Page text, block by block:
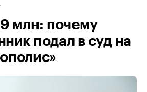
млн: почему
подал в суд на